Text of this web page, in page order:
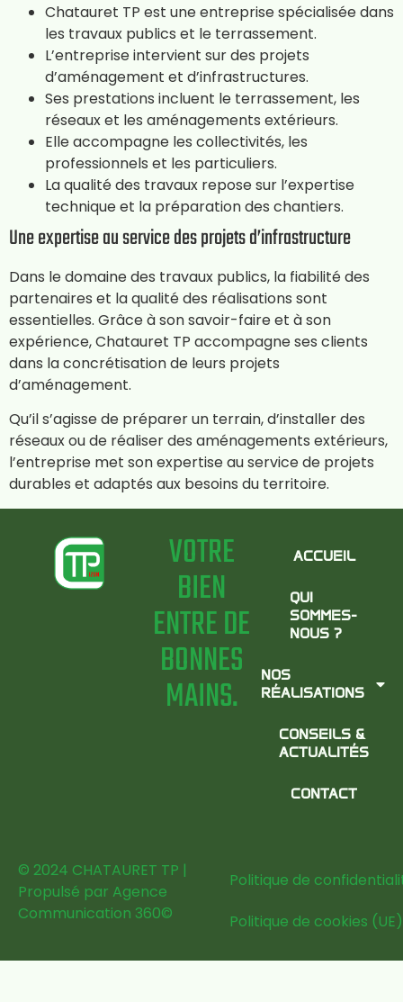
Chatauret TP est une entreprise spécialisée dans
les travaux publics et le terrassement.
L’entreprise intervient sur des projets
d’aménagement et d’infrastructures.
Ses prestations incluent le terrassement, les
réseaux et les aménagements extérieurs.
Elle accompagne les collectivités, les
professionnels et les particuliers.
La qualité des travaux repose sur l’expertise
technique et la préparation des chantiers.
Une expertise au service des projets d’infrastructure
Dans le domaine des travaux publics, la fiabilité des
partenaires et la qualité des réalisations sont
essentielles. Grâce à son savoir-faire et à son
expérience, Chatauret TP accompagne ses clients
dans la concrétisation de leurs projets
d’aménagement.
Qu’il s’agisse de préparer un terrain, d’installer des
réseaux ou de réaliser des aménagements extérieurs,
l’entreprise met son expertise au service de projets
durables et adaptés aux besoins du territoire.
VOTRE
BIEN
ENTRE DE
BONNES
MAINS.
ACCUEIL
QUI
SOMMES-
NOUS ?
NOS
RÉALISATIONS
CONSEILS &
ACTUALITÉS
CONTACT
© 2024 CHATAURET TP |
Propulsé par Agence
Communication 360©
Politique de
Politique de cookies (UE)